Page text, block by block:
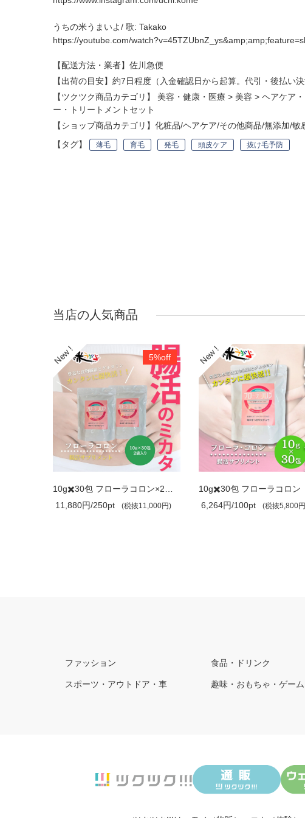
うちの米うまいよ/ 歌: Takako
https://youtube.com/
【配送方法・業者】佐川急便
【出荷の目安】約7日程度（入金確認日から起算。代引・後払い
【ツクツク商品カテゴリ】 美容・健康・医療 > 美容 > ヘアケア
ー・トリートメントセット
【ショップ商品カテゴリ】 化粧品/ヘアケア/その他商品/無添加/敏
【タグ】
薄毛 育毛 発毛 頭皮ケア 抜け毛予防
当店の人気商品
5%off
11,880円/250pt
(税抜11,000円)
10g✖️30包 フローラコロン
6,264円/100pt
(税抜5,800
ファッション 食品・ドリンク
スポーツ・アウトドア・車 趣味・おもちゃ・ゲーム